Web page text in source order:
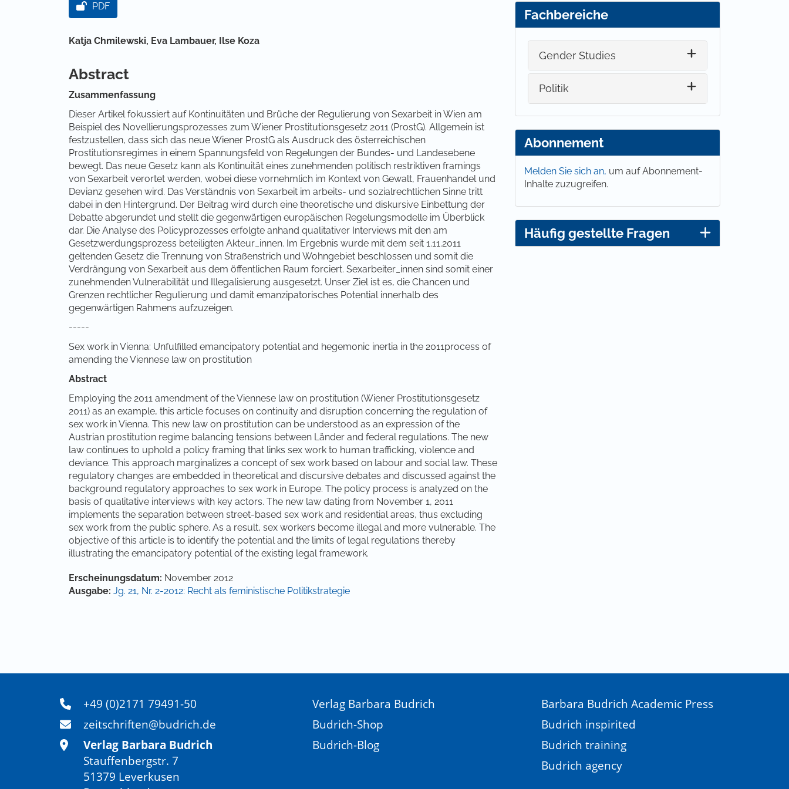
PDF
Hauptsächlicher Artikelinhalt
Katja Chmilewski, Eva Lambauer, Ilse Koza
Abstract
Zusammenfassung
Dieser Artikel fokussiert auf Kontinuitäten und Brüche der Regulierung von Sexarbeit in Wien am
Beispiel des Novellierungsprozesses zum Wiener Prostitutionsgesetz 2011 (ProstG). Allgemein ist
festzustellen, dass sich das neue Wiener ProstG als Ausdruck des österreichischen
Prostitutionsregimes in einem Spannungsfeld von Regelungen der Bundes- und Landesebene
bewegt. Das neue Gesetz kann als Kontinuität eines zunehmenden politisch restriktiven framings
von Sexarbeit verortet werden, wobei diese vornehmlich im Kontext von Gewalt, Frauenhandel und
Devianz gesehen wird. Das Verständnis von Sexarbeit im arbeits- und sozialrechtlichen Sinne tritt
dabei in den Hintergrund. Der Beitrag wird durch eine theoretische und diskursive Einbettung der
Debatte abgerundet und stellt die gegenwärtigen europäischen Regelungsmodelle im Überblick
dar. Die Analyse des Policyprozesses erfolgte anhand qualitativer Interviews mit den am
Gesetzwerdungsprozess beteiligten Akteur_innen. Im Ergebnis wurde mit dem seit 1.11.2011
geltenden Gesetz die Trennung von Straßenstrich und Wohngebiet beschlossen und somit die
Verdrängung von Sexarbeit aus dem öffentlichen Raum forciert. Sexarbeiter_innen sind somit einer
zunehmenden Vulnerabilität und Illegalisierung ausgesetzt. Unser Ziel ist es, die Chancen und
Grenzen rechtlicher Regulierung und damit emanzipatorisches Potential innerhalb des
gegenwärtigen Rahmens aufzuzeigen.
-----
Sex work in Vienna: Unfulfilled emancipatory potential and hegemonic inertia in the 2011process of
amending the Viennese law on prostitution
Abstract
Employing the 2011 amendment of the Viennese law on prostitution (Wiener Prostitutionsgesetz
2011) as an example, this article focuses on continuity and disruption concerning the regulation of
sex work in Vienna. This new law on prostitution can be understood as an expression of the
Austrian prostitution regime balancing tensions between Länder and federal regulations. The new
law continues to uphold a policy framing that links sex work to human trafficking, violence and
deviance. This approach marginalizes a concept of sex work based on labour and social law. These
regulatory changes are embedded in theoretical and discursive debates and discussed against the
background regulatory approaches to sex work in Europe. The policy process is analyzed on the
basis of qualitative interviews with key actors. The new law dating from November 1, 2011
implements the separation between street-based sex work and residential areas, thus excluding
sex work from the public sphere. As a result, sex workers become illegal and more vulnerable. The
objective of this article is to identify the potential and the limits of legal regulations thereby
illustrating the emancipatory potential of the existing legal framework.
Artikel-Details
Erscheinungsdatum: November 2012
Ausgabe: Jg. 21, Nr. 2-2012: Recht als feministische Politikstrategie
Fachbereiche
Gender Studies
Politik
Abonnement
Melden Sie sich an, um auf Abonnement-
Inhalte zuzugreifen.
Häufig gestellte Fragen
+49 (0)2171 79491-50
zeitschriften@budrich.de
Verlag Barbara Budrich
Stauffenbergstr. 7
51379 Leverkusen
Verlag Barbara Budrich
Budrich-Shop
Budrich-Blog
Barbara Budrich Academic Press
Budrich inspirited
Budrich training
Budrich agency